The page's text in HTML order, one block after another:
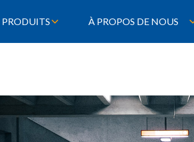
PRODUITS À PROPOS DE NOUS